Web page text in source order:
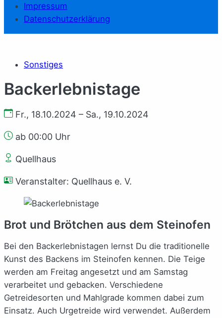
Impressum
Datenschutzerklärung
Sonstiges
Backerlebnistage
Fr., 18.10.2024 – Sa., 19.10.2024
ab 00:00 Uhr
Quellhaus
Veranstalter: Quellhaus e. V.
Brot und Brötchen aus dem Steinofen
Bei den Backerlebnistagen lernst Du die traditionelle
Kunst des Backens im Steinofen kennen. Die Teige
werden am Freitag angesetzt und am Samstag
verarbeitet und gebacken. Verschiedene
Getreidesorten und Mahlgrade kommen dabei zum
Einsatz. Auch Urgetreide wird verwendet. Außerdem